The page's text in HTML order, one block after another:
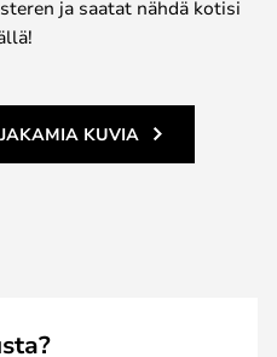
ja saatat nähdä kotisi
KUVIA